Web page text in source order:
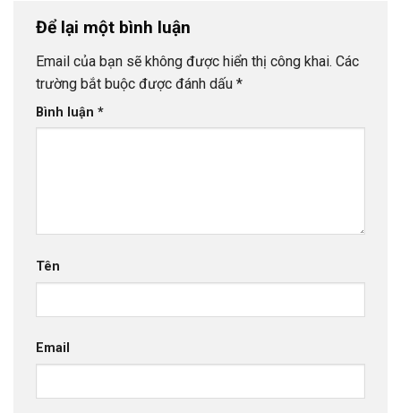
Để lại một bình luận
Email của bạn sẽ không được hiển thị công khai. Các
trường bắt buộc được đánh dấu *
Bình luận *
Tên
Email